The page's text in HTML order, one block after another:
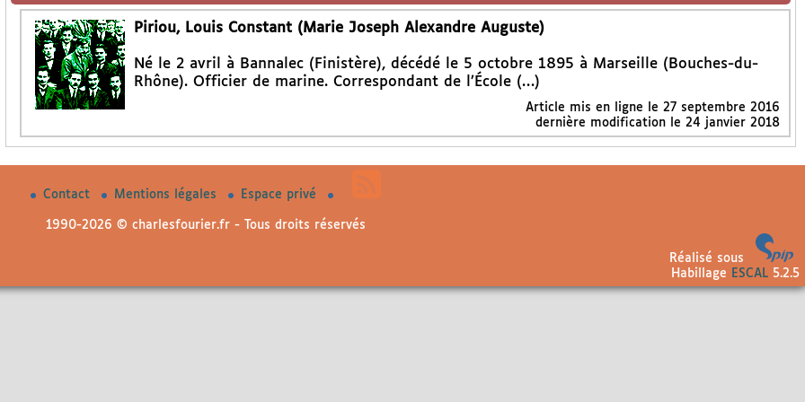
Piriou, Louis Constant (Marie Joseph Alexandre Auguste)
Né le 2 avril à Bannalec (Finistère), décédé le 5 octobre 1895 à Marseille (Bouches-du-
Rhône). Officier de marine. Correspondant de l’École (…)
Article mis en ligne le 27 septembre 2016
dernière modification le 24 janvier 2018
Contact Mentions légales Espace privé
1990-2026 © charlesfourier.fr - Tous droits réservés
Réalisé sous
Habillage
ESCAL5.2.5